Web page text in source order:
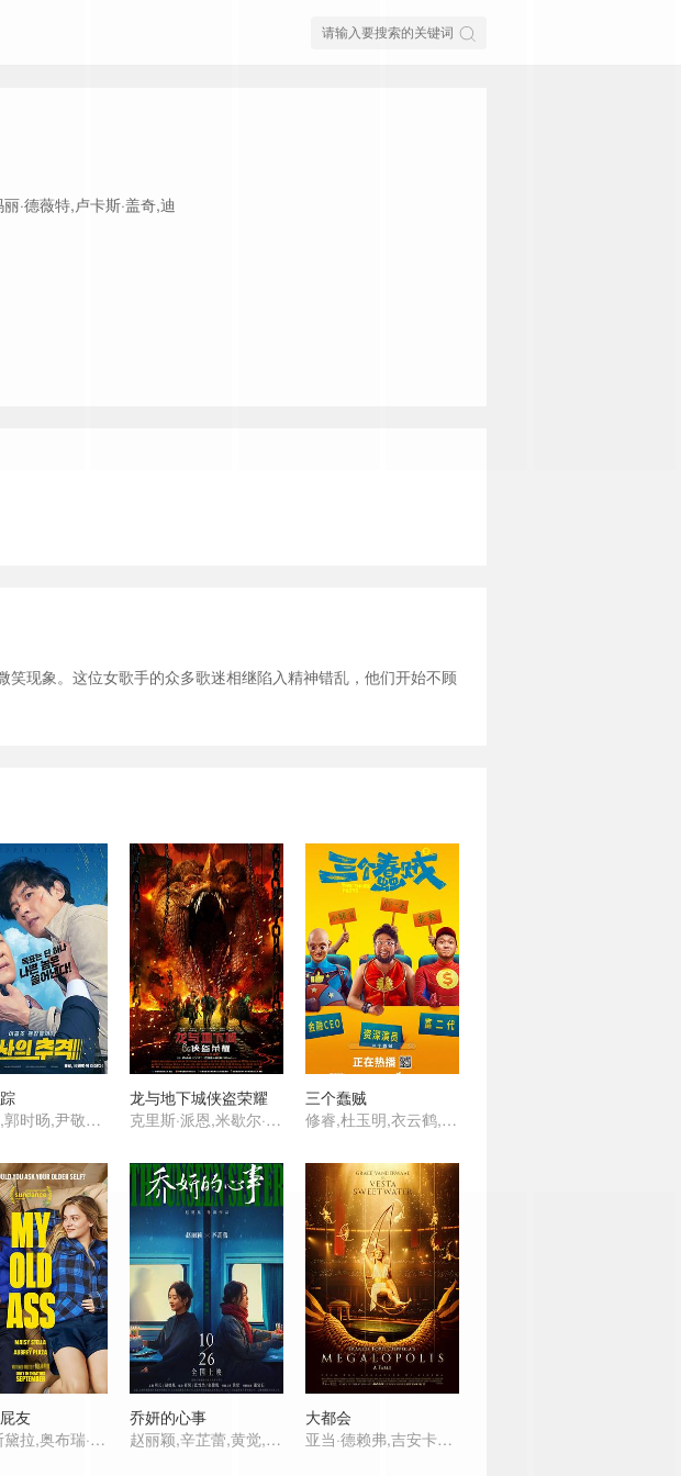
·德薇特,卢卡斯·盖奇,迪
现象。这位女歌手的众多歌迷相继陷入精神错乱，他们开始不顾
朴成雄,郭时旸,尹敬浩,金光奎,郑幼贞,申承焕,朴孝朱
龙与地下城侠盗荣耀
克里斯·派恩,米歇尔·罗德里格兹,雷吉-让·佩吉,贾斯蒂斯·史密斯,索菲娅·莉莉丝,休·格兰特,克洛伊·科尔曼,黛茜·海德,布莱德利·库珀,Kyle,Hixon,斯宾塞·怀尔丁,Will,Irvine,尼古拉斯·布兰,布莱恩·拉金,Sarah,Amankwah,Colin,Carnegie,丹·普尔,伊恩·汉摩尔,保罗·巴泽利,肯尼斯·克拉德,杰森·王,海莉·玛丽·艾克斯,达伦·肯特,菲利普·布罗迪,阿皮·普拉特,艾德·奥斯蒙德,Niamh,McCormack,安东·辛普森-泰迪,特雷弗·坎斯瓦兰,谢默斯
三个蠢贼
修睿,杜玉明,衣云鹤,孙蛟龙,耿一正,唐鉴军,高旻睿,张百乔
友
梅西·斯黛拉,奥布瑞·普拉扎,珀西·海恩斯·怀特,麦迪·齐格勒,玛丽亚·迪齐亚,赛斯·艾萨克·约翰森,Kerrice Brooks,Carter Trozzolo,Remington Schneider
乔妍的心事
赵丽颖,辛芷蕾,黄觉,董宝石,安沺,小爱,王梓薇,张帆,冯雪雅,韩玺曈,杭程宇,崔俊,甫枭虎,李延,张会苓,王福安
大都会
亚当·德赖弗,吉安卡罗·埃斯波西托,娜塔莉·伊曼纽尔,奥布瑞·普拉扎,希亚·拉博夫,达斯汀·霍夫曼,乔恩·沃伊特,劳伦斯·菲什伯恩,塔莉娅·夏尔,詹姆斯·瑞马尔,詹森·舒瓦兹曼,D·B·斯威尼,凯瑟琳·亨特,克洛伊·菲内曼,巴萨扎·盖提,索尼娅·阿马尔,夏洛林·阿莫亚,格蕾丝·万德沃尔,查理·塔尔伯特,伊莎贝尔·库斯曼